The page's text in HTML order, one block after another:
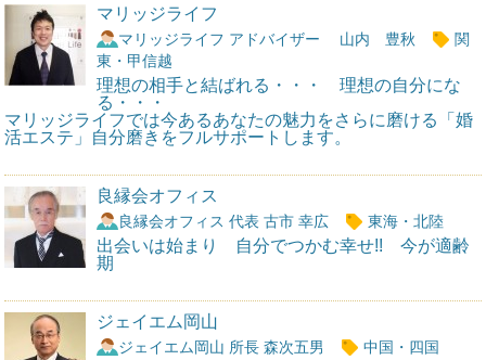
マリッジライフ
マリッジライフ アドバイザー 山内 豊秋
関
東・甲信越
理想の相手と結ばれる・・・ 理想の自分にな
る・・・
マリッジライフでは今あるあなたの魅力をさらに磨ける「婚
活エステ」自分磨きをフルサポートします。
良縁会オフィス
良縁会オフィス 代表 古市 幸広 東海・北陸
出会いは始まり 自分でつかむ幸せ!! 今が適齢
期
ジェイエム岡山
ジェイエム岡山 所長 森次五男 中国・四国